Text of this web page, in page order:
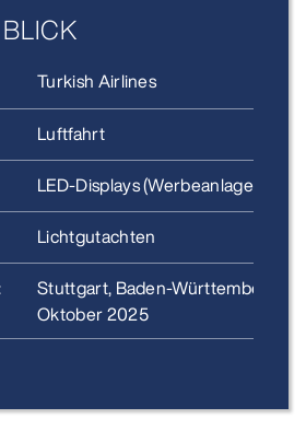
Turkish Airlines
Luftfahrt
LED-Displays (Werbeanlagen) an
Lichtgutachten
Stuttgart, Baden-Württemberg
Oktober2025